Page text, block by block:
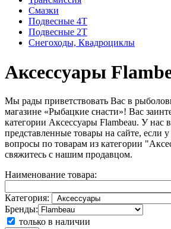
Смазки
Подвесные 4Т
Подвесные 2Т
Снегоходы, Квадроциклы
Аксессуары
Мы рады приветствовать Вас в
магазине «Рыбацкие снасти»! Вас
категории Аксессуары Flambeau. У нас
представленные товары на сайте, если у
вопросы по товарам из категории
свяжитесь с нашим продавцом.
Наименование товара:
Категория:
Бренды:
только в наличии